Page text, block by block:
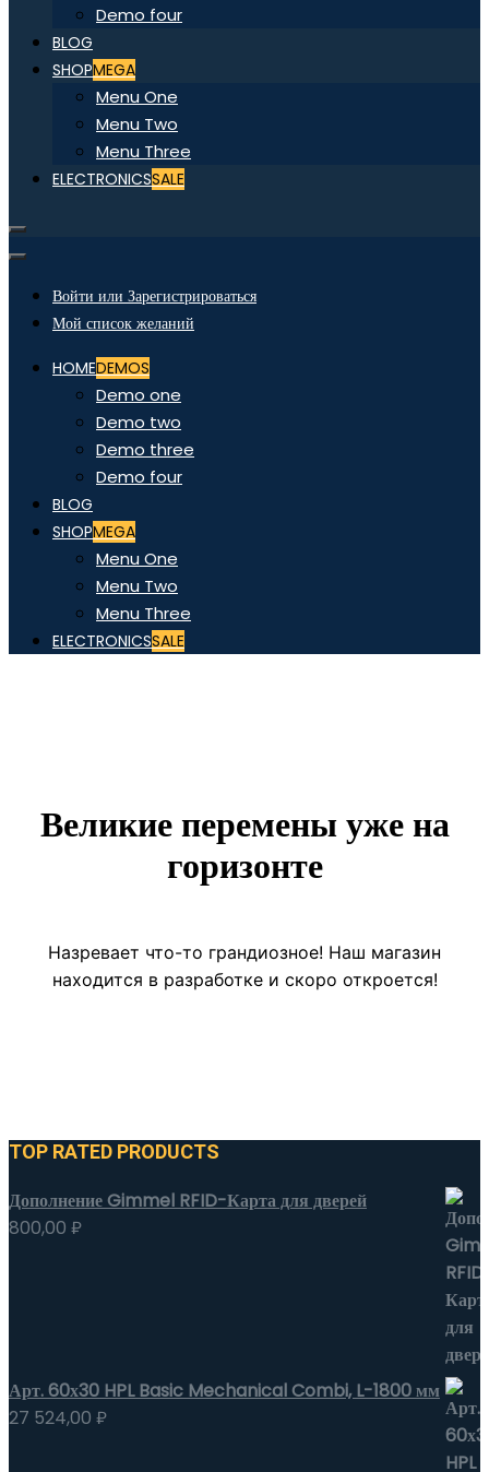
Demo four
BLOG
SHOPMEGA
Menu One
Menu Two
Menu Three
ELECTRONICSSALE
Войти или Зарегистрироваться
Мой список желаний
HOMEDEMOS
Demo one
Demo two
Demo three
Demo four
BLOG
SHOPMEGA
Menu One
Menu Two
Menu Three
ELECTRONICSSALE
Великие перемены уже на
горизонте
Назревает что-то грандиозное! Наш магазин
находится в разработке и скоро откроется!
TOP RATED PRODUCTS
Дополнение Gimmel RFID-Карта для дверей
800,00 ₽
Арт. 60х30 HPL Basic Mechanical Combi, L-1800 мм
27 524,00 ₽